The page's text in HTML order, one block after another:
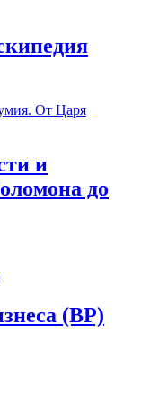
и
до
(BP)